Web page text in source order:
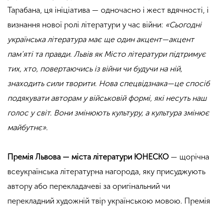
Тарабана, ця ініціатива — одночасно і жест вдячності, і
визнання нової ролі літератури у час війни: «Сьогодні
українська література має ще один акцент — акцент
пам’яті та правди. Львів як Місто літератури підтримує
тих, хто, повертаючись із війни чи будучи на ній,
знаходить сили творити. Нова спецвідзнака — це спосіб
подякувати авторам у військовій формі, які несуть наш
голос у світ. Вони змінюють культуру, а культура змінює
майбутнє».
Премія Львова — міста літератури ЮНЕСКО — щорічна
всеукраїнська літературна нагорода, яку присуджують
автору або перекладачеві за оригінальний чи
перекладний художній твір українською мовою. Премія